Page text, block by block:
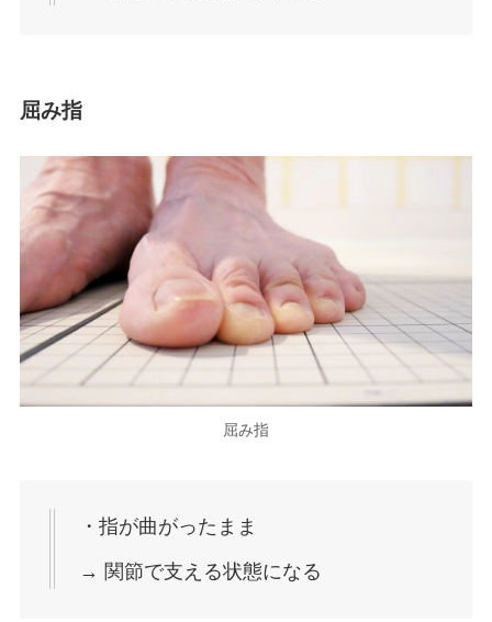
屈み指
屈み指
・指が曲がったまま
→ 関節で支える状態になる